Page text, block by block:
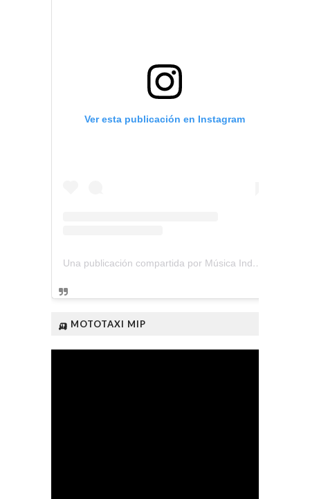
Ver esta publicación en Instagram
Una publicación compartida por Música Independiente Perú 🇵🇪 (@musica.independiente.peru)
🛺 MOTOTAXI MIP